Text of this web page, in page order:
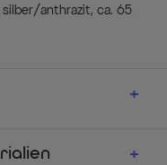
silber/anthrazit, ca. 65